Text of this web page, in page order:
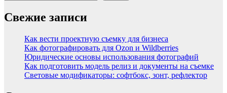
Свежие записи
Как вести проектную съемку для бизнеса
Как фотографировать для Ozon и Wildberries
Юридические основы использования фотографий
Как подготовить модель релиз и документы на съемке
Световые модификаторы: софтбокс, зонт, рефлектор